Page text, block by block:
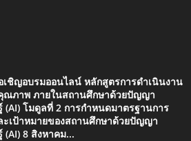
เชิญอบรมออนไลน์ หลักสูตรการดำเนินงาน
ณภาพ ภายในสถานศึกษาด้วยปัญญา
(AI) โมดูลที่ 2 การกำหนดมาตรฐานการ
ะเป้าหมายของสถานศึกษาด้วยปัญญา
(AI) 8 สิงหาคม...